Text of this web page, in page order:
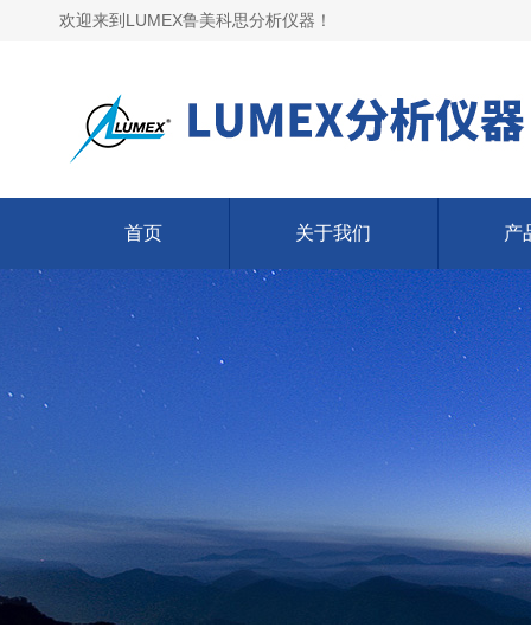
欢迎来到LUMEX鲁美科思分析仪器！
首页 关于我们 产